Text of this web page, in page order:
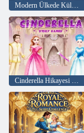
Modern Ülkede Külkedisi